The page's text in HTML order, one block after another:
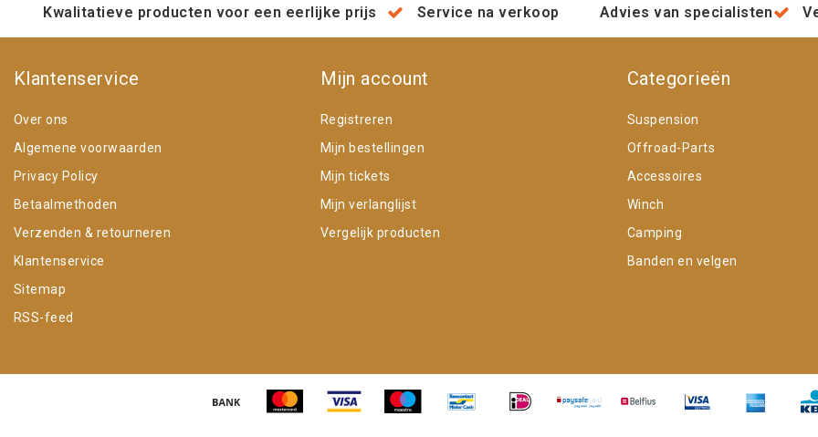
Kwalitatieve producten voor een eerlijke prijs Service na verkoop Advies van specialisten
Klantenservice
Over ons
Algemene voorwaarden
Privacy Policy
Betaalmethoden
Verzenden & retourneren
Klantenservice
Sitemap
RSS-feed
Mijn account
Registreren
Mijn bestellingen
Mijn tickets
Mijn verlanglijst
Vergelijk producten
Categorieën
Suspension
Offroad-Parts
Accessoires
Winch
Camping
Banden en velgen